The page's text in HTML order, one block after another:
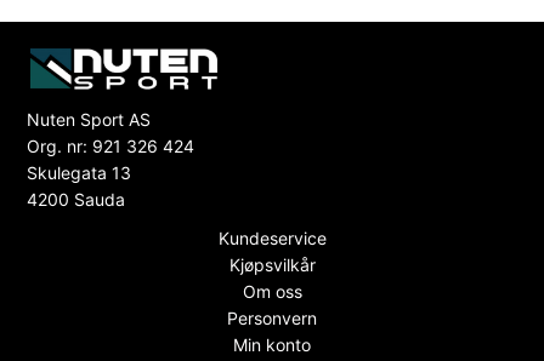
Nuten Sport AS
Org. nr: 921 326 424
Skulegata 13
4200 Sauda
Kundeservice
Kjøpsvilkår
Om oss
Personvern
Min konto